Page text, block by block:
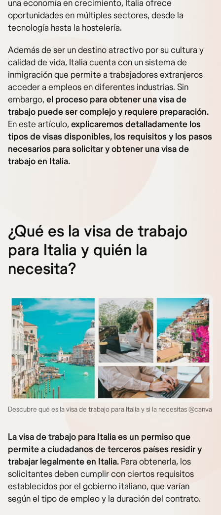
una economía en crecimiento, Italia ofrece
oportunidades en múltiples sectores, desde la
tecnología hasta la hostelería.
Además de ser un destino atractivo por su cultura y
calidad de vida, Italia cuenta con un sistema de
inmigración que permite a trabajadores extranjeros
acceder a empleos en diferentes industrias. Sin
embargo,el proceso para obtener una visa de
trabajo puede ser complejo y requiere preparación.
En este artículo,explicaremos detalladamente los
tipos de visas disponibles, los requisitos y los pasos
necesarios para solicitar y obtener una visa de
trabajo en Italia.
¿Qué es la visa de trabajo
para Italia y quién la
necesita?
Descubre qué es la visa de trabajo para Italia y si la necesitas @canva
La visa de trabajo para Italia es un permiso que
permite a ciudadanos de terceros países residir y
trabajar legalmente en Italia. Para obtenerla, los
solicitantes deben cumplir con ciertos requisitos
establecidos por el gobierno italiano, que varían
según el tipo de empleo y la duración del contrato.